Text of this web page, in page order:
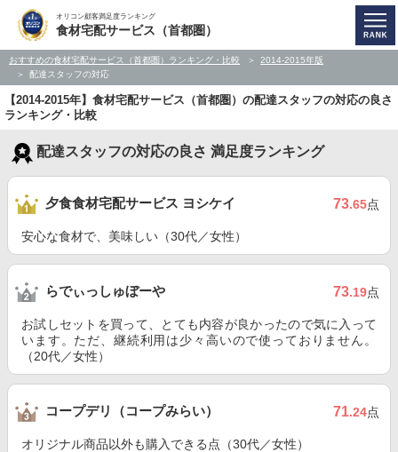
オリコン顧客満足度ランキング
食材宅配サービス（首都圏）
おすすめの食材宅配サービス（首都圏）ランキング・比較
2014-2015年版
配達スタッフの対応
【2014-2015年】食材宅配サービス（首都圏）の配達スタッフの対応の良さ
ランキング・比較
配達スタッフの対応の良さ 満足度ランキング
夕食食材宅配サービス ヨシケイ 73.65点
安心な食材で、美味しい（30代／女性）
らでぃっしゅぼーや 73.19点
お試しセットを買って、とても内容が良かったので気に入って
います。ただ、継続利用は少々高いので使っておりません。
（20代／女性）
コープデリ（コープみらい） 71.24点
オリジナル商品以外も購入できる点（30代／女性）